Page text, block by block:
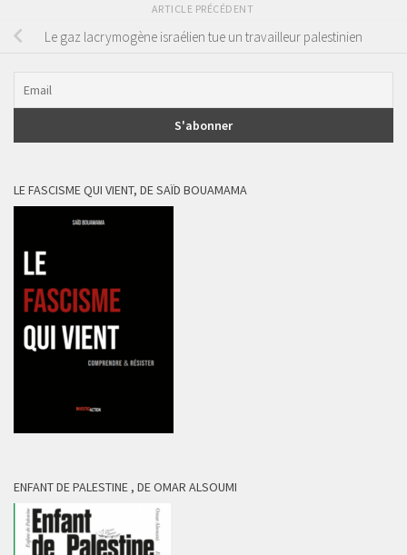
ARTICLE PRÉCÉDENT
Le gaz lacrymogène israélien tue un travailleur palestinien
LE FASCISME QUI VIENT, DE SAÏD BOUAMAMA
ENFANT DE PALESTINE , DE OMAR ALSOUMI